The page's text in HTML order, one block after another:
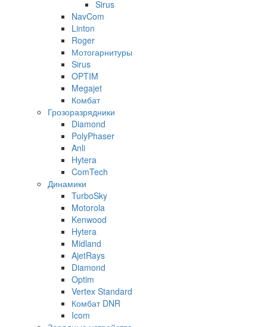
Sirus
NavCom
Linton
Roger
Мотогарнитуры
Sirus
OPTIM
Megajet
Комбат
Грозоразрядники
Diamond
PolyPhaser
Anli
Hytera
ComTech
Динамики
TurboSky
Motorola
Kenwood
Hytera
Midland
AjetRays
Diamond
Optim
Vertex Standard
Комбат DNR
Icom